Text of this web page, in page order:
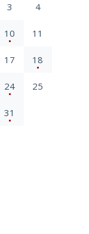
3 4
10 11
17 18
24 25
31